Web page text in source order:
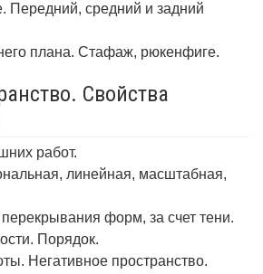
Передний, средний и задний
плана. Стафаж, рюкенфиге.
Свойства
работ.
линейная, масштабная,
перекрывания форм, за счет тени.
Порядок.
Негативное пространство.